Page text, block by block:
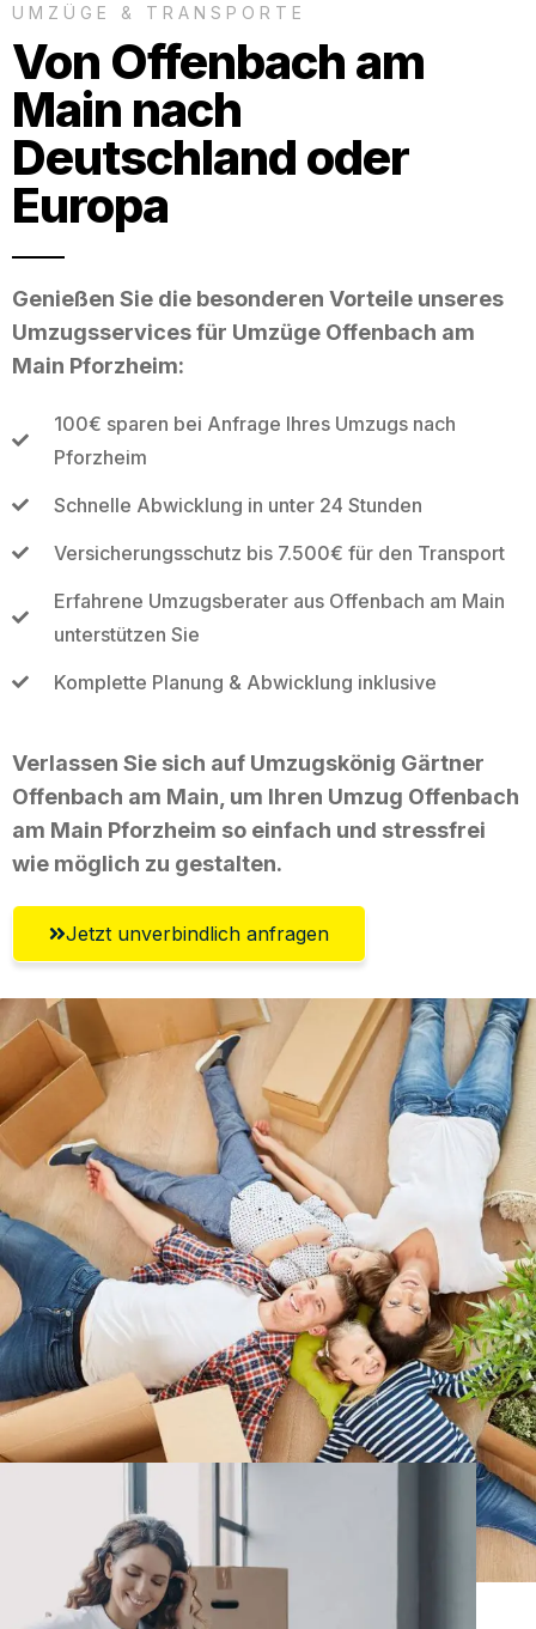
UMZÜGE & TRANSPORTE
Von Offenbach am
Main nach
Deutschland oder
Europa
Genießen Sie die besonderen Vorteile unseres
Umzugsservices für Umzüge Offenbach am
Main Pforzheim:
100€ sparen bei Anfrage Ihres Umzugs nach
Pforzheim
Schnelle Abwicklung in unter 24 Stunden
Versicherungsschutz bis 7.500€ für den Transport
Erfahrene Umzugsberater aus Offenbach am Main
unterstützen Sie
Komplette Planung & Abwicklung inklusive
Verlassen Sie sich auf Umzugskönig Gärtner
Offenbach am Main, um Ihren Umzug Offenbach
am Main Pforzheim so einfach und stressfrei
wie möglich zu gestalten.
Jetzt unverbindlich anfragen